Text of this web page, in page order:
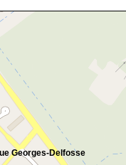
Georges-Delfosse